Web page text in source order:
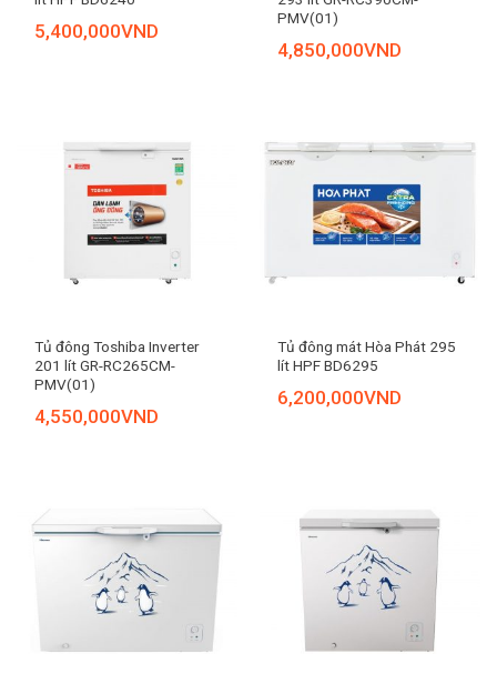
5,400,000VND
PMV(01)
4,850,000VND
Tủ đông Toshiba Inverter
201 lít GR-RC265CM-
PMV(01)
4,550,000VND
Tủ đông mát Hòa Phát 295
lít HPF BD6295
6,200,000VND